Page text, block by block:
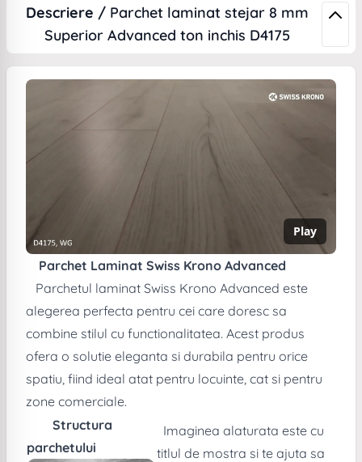
Descriere / Parchet laminat stejar 8 mm
Superior Advanced ton inchis D4175
Play
Parchet Laminat Swiss Krono Advanced
Parchetul laminat Swiss Krono Advanced este
alegerea perfecta pentru cei care doresc sa
combine stilul cu functionalitatea. Acest produs
ofera o solutie eleganta si durabila pentru orice
spatiu, fiind ideal atat pentru locuinte, cat si pentru
zone comerciale.
Structura
parchetului
Imaginea alaturata este cu
titlul de mostra si te ajuta sa